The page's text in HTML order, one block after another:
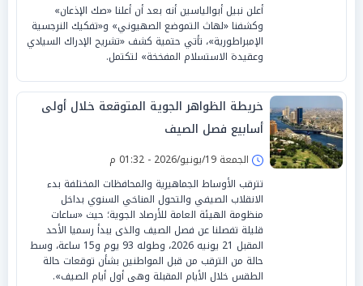
أعلن نبيل أبوالياسين أنه بعد أن أعلنا «صك الإذعان»
وكشفنا «لهاث التموضع الصهيوني» و«تفكيك النرجسية
الإمبراطورية»، تأتي حتمية كشف «تشريح الإدراك السيادي
وعقيدة الاستسلام المفخخة» لتكتمل.
خريطة الظواهر الجوية المتوقعة خلال أولى
أسابيع فصل الصيف
الجمعة 19/يونيو/2026 - 01:32 م
تترقب الأوساط الجماهيرية والمحافظات المختلفة بدء
الانقلاب الصيفي والتحول المناخي السنوي بداخل
منظومة الهيئة العامة للأرصاد الجوية؛ حيث «ساعات
قليلة تفصلنا عن فصل الصيف والذى يبدأ رسميا الأحد
المقبل 21 يونيه 2026، وطوله 93 يوم و15 ساعة، وسط
حالة من الترقب من قبل المواطنين بشأن توقعات حالة
الطقس خلال الأيام المقبلة وهى أول أيام الصيف».